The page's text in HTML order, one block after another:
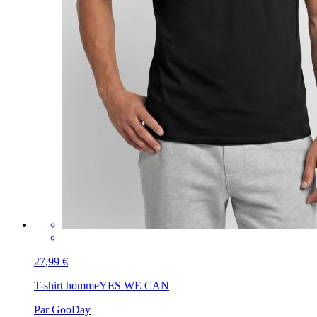
27,99 €
T-shirt hommeYES WE CAN
Par GooDay